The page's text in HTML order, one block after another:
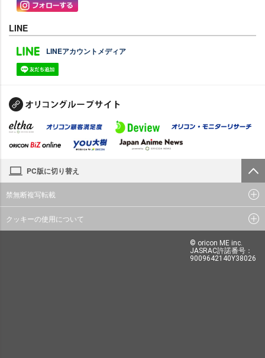
LINE
LINEアカウントメディア
PC版に切り替え
禁無断複写転載
クッキーの使用について
© oricon ME inc.
JASRAC許諾番号：
9009642140Y38026